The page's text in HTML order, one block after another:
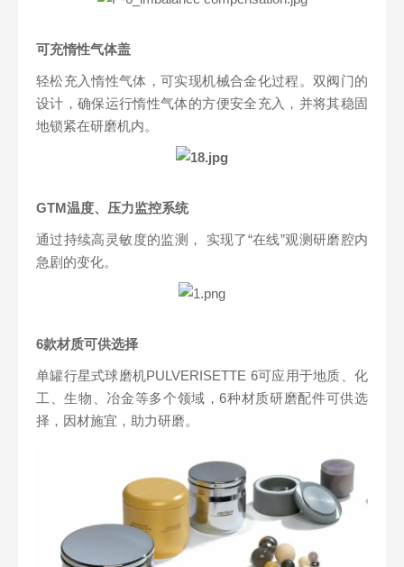
可充惰性气体盖
轻松充入惰性气体，可实现机械合金化过程。双阀门的
设计，确保运行惰性气体的方便安全充入，并将其稳固
地锁紧在研磨机内。
GTM温度、压力监控系统
通过持续高灵敏度的监测， 实现了“在线”观测研磨腔内
急剧的变化。
6款材质可供选择
单罐行星式球磨机PULVERISETTE 6可应用于地质、化
工、生物、冶金等多个领域，6种材质研磨配件可供选
择，因材施宜，助力研磨。